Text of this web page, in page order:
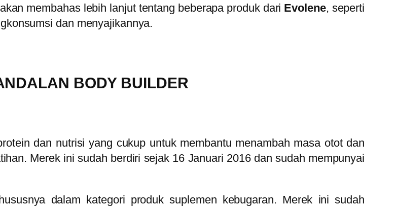
membahas lebih lanjut tentang beberapa produk dari Evolene, seperti
dan menyajikannya.
BODY BUILDER
dan nutrisi yang cukup untuk membantu menambah masa otot dan
Merek ini sudah berdiri sejak 16 Januari 2016 dan sudah mempunyai
dalam kategori produk suplemen kebugaran. Merek ini sudah